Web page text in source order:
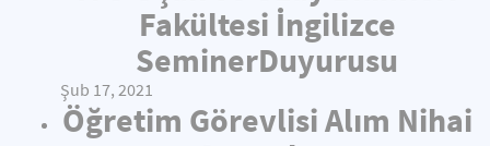
Fakültesi İngilizce
SeminerDuyurusu
Şub 17, 2021
Öğretim Görevlisi Alım Nihai